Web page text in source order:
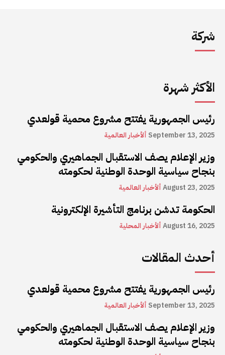
شركة
الأكثر شهرة
رئيس الجمهورية يفتتح مشروع محمية قولعدي
ألأخبار العالمية September 13, 2025
وزير الإعلام يصف الاستقبال الجماهيري والحكومي
بنجاح سياسية الوحدة الوطنية لحكومته
ألأخبار العالميةAugust 23, 2025
الحكومة تدشن برنامج التأشيرة الإلكترونية
ألأخبار المحليةAugust 16, 2025
أحدث المقالات
رئيس الجمهورية يفتتح مشروع محمية قولعدي
ألأخبار العالمية September 13, 2025
وزير الإعلام يصف الاستقبال الجماهيري والحكومي
بنجاح سياسية الوحدة الوطنية لحكومته